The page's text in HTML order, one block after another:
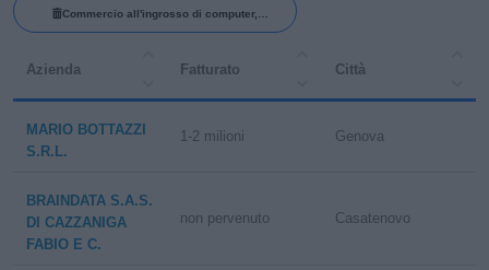
Commercio all'ingrosso di computer,
Azienda Fatturato Città
MARIO BOTTAZZI
S.R.L.
1-2 milioni Genova
BRAINDATA S.A.S.
DI CAZZANIGA
FABIO E C.
non pervenuto Casatenovo